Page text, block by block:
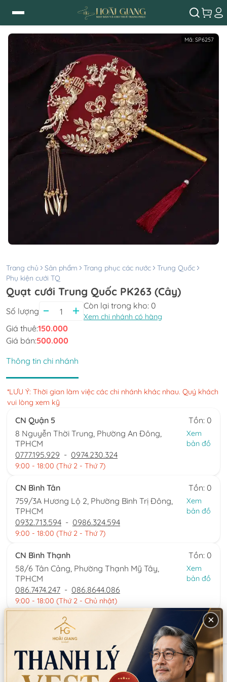
Mã: SP6257
Trang chủ Sản phẩm Trang phục các nước
Trung Quốc
Phụ kiện cưới TQ
Quạt cưới Trung Quốc PK263 (Cây)
Số lượng
Còn lại trong kho: 0
Xem chi nhánh có hàng
Giá thuê:150.000
Giá bán:500.000
Thông tin chi nhánh
*LƯU Ý: Thời gian làm việc các chi nhánh khác nhau. Quý khách
vui lòng xem kỹ
CN Quận 5
Tồn: 0
8 Nguyễn Thời Trung, Phường An Đông,
TPHCM
Xem
bản đồ
0777.195.929 - 0974.230.324
9:00 - 18:00 (Thứ 2 - Thứ 7)
CN Bình Tân
Tồn: 0
759/3A Hương Lộ 2, Phường Bình Trị Đông,
TPHCM
Xem
bản đồ
0932.713.594 - 0986.324.594
9:00 - 18:00 (Thứ 2 - Thứ 7)
CN Bình Thạnh
Tồn: 0
58/6 Tân Cảng, Phường Thạnh Mỹ Tây,
TPHCM
Xem
bản đồ
086.7474.247 - 086.8644.086
9:00 - 18:00 (Thứ 2 - Chủ nhật)
Sản phẩm tương tự
TRẦM CÀI TÓC CÔ DÂU ĐƠN
Mã: SP12900
TRÂM CÀI TÓC CÔ DÂU
Mã:
×